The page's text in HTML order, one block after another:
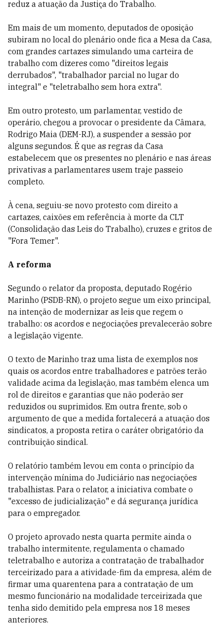
reduz a atuação da Justiça do Trabalho.
Em mais de um momento, deputados de oposição
subiram no local do plenário onde fica a Mesa da Casa,
com grandes cartazes simulando uma carteira de
trabalho com dizeres como "direitos legais
derrubados", "trabalhador parcial no lugar do
integral" e "teletrabalho sem hora extra".
Em outro protesto, um parlamentar, vestido de
operário, chegou a provocar o presidente da Câmara,
Rodrigo Maia (DEM-RJ), a suspender a sessão por
alguns segundos. É que as regras da Casa
estabelecem que os presentes no plenário e nas áreas
privativas a parlamentares usem traje passeio
completo.
À cena, seguiu-se novo protesto com direito a
cartazes, caixões em referência à morte da CLT
(Consolidação das Leis do Trabalho), cruzes e gritos de
"Fora Temer".
A reforma
Segundo o relator da proposta, deputado Rogério
Marinho (PSDB-RN), o projeto segue um eixo principal,
na intenção de modernizar as leis que regem o
trabalho: os acordos e negociações prevalecerão sobre
a legislação vigente.
O texto de Marinho traz uma lista de exemplos nos
quais os acordos entre trabalhadores e patrões terão
validade acima da legislação, mas também elenca um
rol de direitos e garantias que não poderão ser
reduzidos ou suprimidos. Em outra frente, sob o
argumento de que a medida fortalecerá a atuação dos
sindicatos, a proposta retira o caráter obrigatório da
contribuição sindical.
O relatório também levou em conta o princípio da
intervenção mínima do Judiciário nas negociações
trabalhistas. Para o relator, a iniciativa combate o
"excesso de judicialização" e dá segurança jurídica
para o empregador.
O projeto aprovado nesta quarta permite ainda o
trabalho intermitente, regulamenta o chamado
teletrabalho e autoriza a contratação de trabalhador
terceirizado para a atividade-fim da empresa, além de
firmar uma quarentena para a contratação de um
mesmo funcionário na modalidade terceirizada que
tenha sido demitido pela empresa nos 18 meses
anteriores.